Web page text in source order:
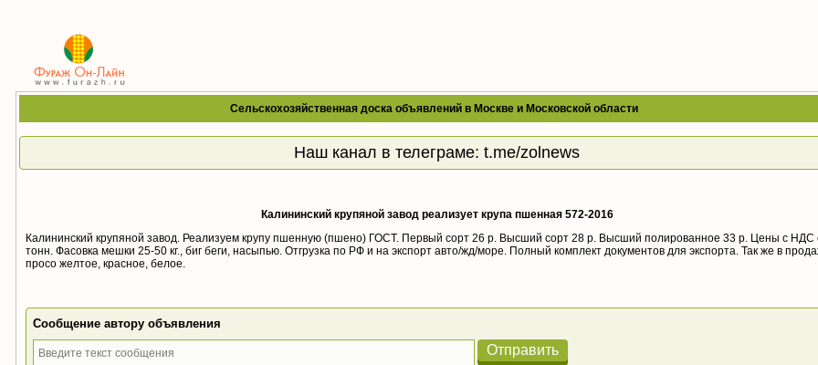
Сельскохозяйственная доска объявлений в Москве и Московской области
Наш канал в телеграме: t.me/zolnews
Калининский крупяной завод реализует крупа пшенная 572-2016
Калининский крупяной завод. Реализуем крупу пшенную (пшено) ГОСТ. Первый сорт 26 р. Высший сорт 28 р. Высший полированное 33 р. Цены с НДС
тонн. Фасовка мешки 25-50 кг., биг беги, насыпью. Отгрузка по РФ и на экспорт авто/жд/море. Полный комплект документов для экспорта. Так же в
просо желтое, красное, белое.
Сообщение автору объявления
Отправить